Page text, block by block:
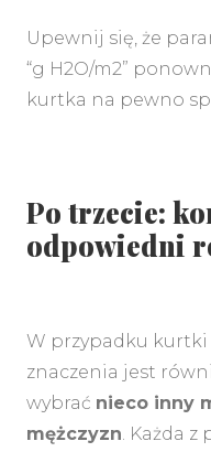
Upewnij się, że
“g H2O/m2”
kurtka na pewno
Po trzecie:
odpowiedni
W przypadku
znaczenia jest
wybrać nieco inny
mężczyzn . Każda